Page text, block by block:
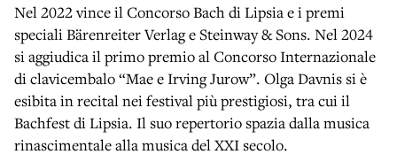
Nel 2022 vince il Concorso Bach di Lipsia e i premi
speciali Bärenreiter Verlag e Steinway & Sons. Nel 2024
si aggiudica il primo premio al Concorso Internazionale
di clavicembalo “Mae e Irving Jurow”. Olga Davnis si è
esibita in recital nei festival più prestigiosi, tra cui il
Bachfest di Lipsia. Il suo repertorio spazia dalla musica
rinascimentale alla musica del XXI secolo.